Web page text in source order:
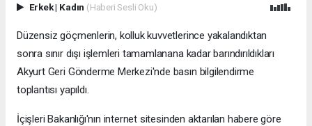
Erkek| Kadın (Haberi Sesli Oku)
Düzensiz göçmenlerin, kolluk kuvvetlerince yakalandıktan
sonra sınır dışı işlemleri tamamlanana kadar barındırıldıkları
Akyurt Geri Gönderme Merkezi'nde basın bilgilendirme
toplantısı yapıldı.
İçişleri Bakanlığı'nın internet sitesinden aktarılan habere göre